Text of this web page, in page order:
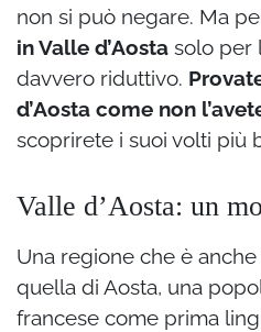
non si può negare. Ma
in Valle d’Aosta solo per
davvero riduttivo.
d’Aosta come non
scoprirete i suoi volti più
Valle d’Aosta: un
Una regione che è anche
quella di Aosta, una
francese come prima